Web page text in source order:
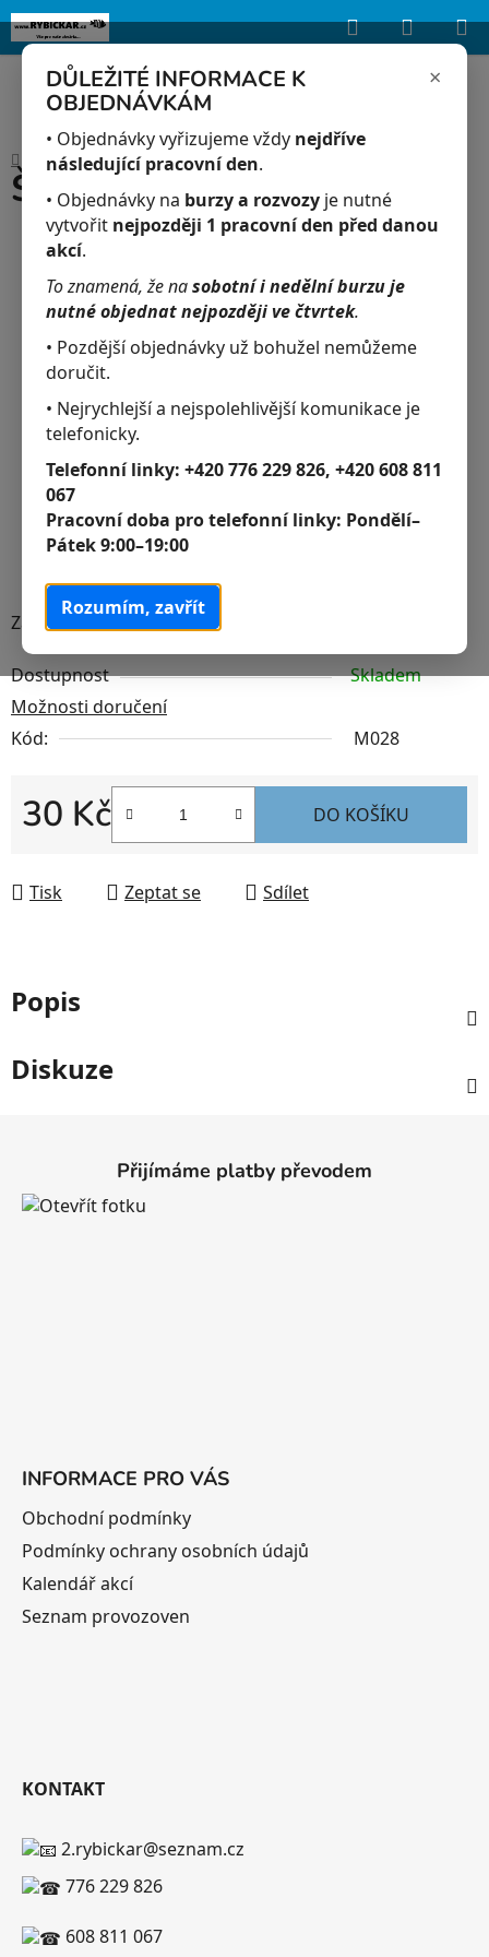
×
DŮLEŽITÉ INFORMACE K
OBJEDNÁVKÁM
• Objednávky vyřizujeme vždy nejdříve
následující pracovní den.
• Objednávky na burzy a rozvozy je nutné
vytvořit nejpozději 1 pracovní den před danou
akcí.
To znamená, že nasobotní i nedělní burzu je
nutné objednat nejpozději ve čtvrtek.
• Pozdější objednávky už bohužel nemůžeme
doručit.
• Nejrychlejší a nejspolehlivější komunikace je
telefonicky.
Telefonní linky: +420 776 229 826, +420 608 811
067
Pracovní doba pro telefonní linky: Pondělí–
Pátek 9:00–19:00
Rozumím, zavřít
Upozorňujeme, že uvedená skladová dostupnost je orientační a může se
lišit podle aktuálních objednávek a prodeje v reálném čase.
obsah
Hledat
KOŠÍK
DomůAkvaristika / Špenát 100 gr
Zahradní špenát 98 %
Dostupnost
Skladem
Možnosti doručení
Kód:
M028
30 Kč
Měrná cena:
DO KOŠÍKU
Tisk Zeptat se Sdílet
Špenát 100 gr
Popis
Diskuze
Přijímáme platby převodem
INFORMACE PRO VÁS
Obchodní podmínky
Podmínky ochrany osobních údajů
Kalendář akcí
Seznam provozoven
KONTAKT
2.rybickar@seznam.cz
776 229 826
608 811 067